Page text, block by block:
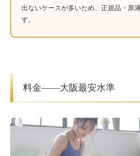
出ないケースが多いため、正規品・原
す。
料金——大阪最安水準